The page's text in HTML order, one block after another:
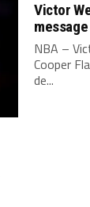
Victor
NBA –
Cooper
de...